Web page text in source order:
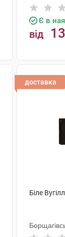
Є в
від
доставка
Біле